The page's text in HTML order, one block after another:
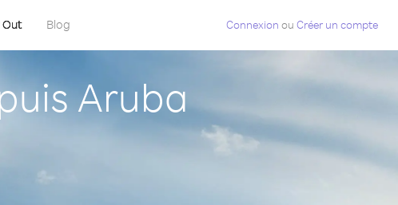
Out Blog Connexion ou Créer un compte
Aruba